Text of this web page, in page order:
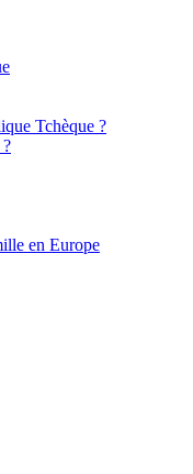
Tchèque ?
en Europe